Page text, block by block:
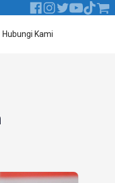
Hubungi Kami